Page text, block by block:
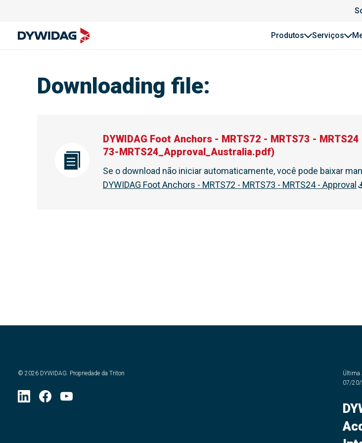
Produtos Serviços
Downloading file:
DYWIDAG Foot Anchors - MRTS72 - MRTS73 -
73-MRTS24_Approval_Australia.pdf)
Se o download não iniciar automaticamente, você pode baixar
DYWIDAG Foot Anchors - MRTS72 - MRTS73 - MRTS24 - Approval
© 2026 DYWIDAG. Propriedade da Triton
Última
07/